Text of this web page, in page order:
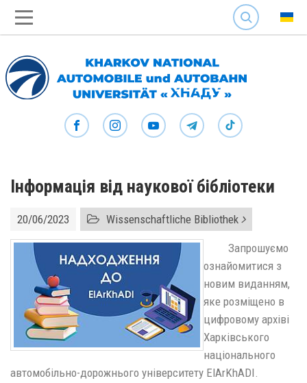
SEARCH
Інформація від наукової бібліотеки
20/06/2023 Wissenschaftliche Bibliothek
Запрошуємо
ознайомитися з
новим виданням,
яке розміщено в
цифровому архіві
Харківського
національного
автомобільно-дорожнього університету ElArKhADI.